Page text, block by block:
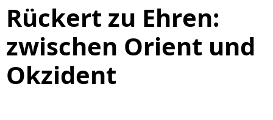
Rückert zu Ehren:
zwischen Orient und
Okzident